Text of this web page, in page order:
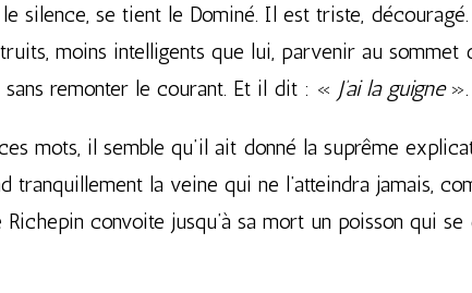
silence, se tient le Dominé. Il est triste,
moins intelligents que lui, parvenir au sommet
remonter le courant. Et il dit : « J’ai la guigne».
mots, il semble qu’il ait donné la suprême
tranquillement la veine qui ne l’atteindra jamais,
convoite jusqu’à sa mort un poisson qui se